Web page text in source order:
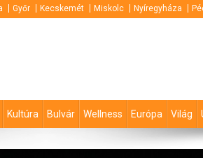
Győr Kecskemét Miskolc Nyíregyháza
Kultúra Bulvár Wellness Európa Világ